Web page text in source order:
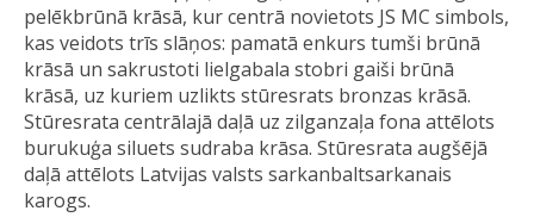
pelēkbrūnā krāsā, kur centrā novietots JS MC simbols,
kas veidots trīs slāņos: pamatā enkurs tumši brūnā
krāsā un sakrustoti lielgabala stobri gaiši brūnā
krāsā, uz kuriem uzlikts stūresrats bronzas krāsā.
Stūresrata centrālajā daļā uz zilganzaļa fona attēlots
burukuģa siluets sudraba krāsa. Stūresrata augšējā
daļā attēlots Latvijas valsts sarkanbaltsarkanais
karogs.